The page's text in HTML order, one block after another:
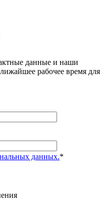
данные и наши
рабочее время для
данных.*